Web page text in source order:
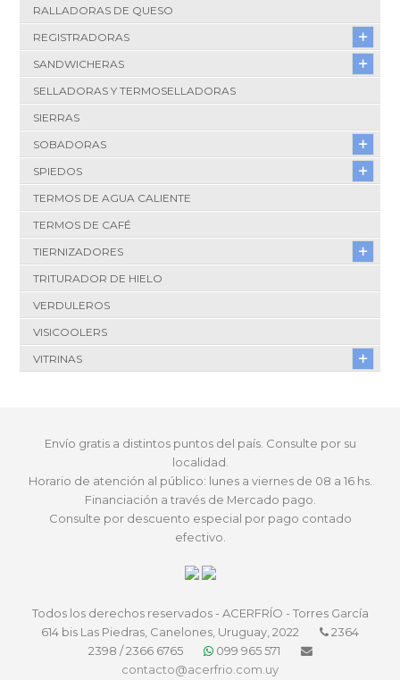
RALLADORAS DE QUESO
REGISTRADORAS
SANDWICHERAS
SELLADORAS Y TERMOSELLADORAS
SIERRAS
SOBADORAS
SPIEDOS
TERMOS DE AGUA CALIENTE
TERMOS DE CAFÉ
TIERNIZADORES
TRITURADOR DE HIELO
VERDULEROS
VISICOOLERS
VITRINAS
Envío gratis a distintos puntos del país. Consulte por su
localidad.
Horario de atención al público: lunes a viernes de 08 a 16 hs.
Financiación a través de Mercado pago.
Consulte por descuento especial por pago contado
efectivo.
Todos los derechos reservados - ACERFRÍO - Torres García
614 bis Las Piedras, Canelones, Uruguay, 2022
2364
2398 / 2366 6765
099 965 571
contacto@acerfrio.com.uy